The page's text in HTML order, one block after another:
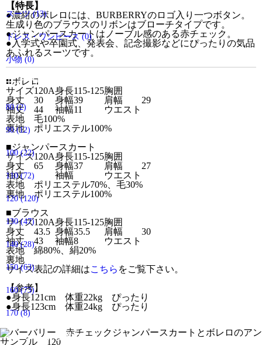
スーツ(13)
ドレス・ワンピース(0)
小物 (0)
サイズから探す
80(2)
90(12)
100(22)
110(72)
120(120)
130(47)
140(28)
150(63)
160(73)
170(8)
イベントから探す
【特長】
●濃紺のボレロには、BURBERRYのロゴ入り一つボタン。
生成り色のブラウスのリボンはブローチタイプです。
●ジャンパースカートはノーブル感のある赤チェック。
● 入学式や卒園式、発表会、記念撮影などにぴったりの気品
あふれるスーツです。
■ボレロ
サイズ120A身長115-125胸囲
身丈
30 身幅39 肩幅
29
袖丈
44 袖幅11
ウエスト
表地
毛100%
裏地
ポリエステル100%
■ジャンパースカート
サイズ120A身長115-125胸囲
身丈
65 身幅37 肩幅
27
袖丈
袖幅
ウエスト
表地
ポリエステル70%、毛30%
裏地
ポリエステル100%
■ブラウス
サイズ120A身長115-125胸囲
身丈
43.5 身幅35.5 肩幅
30
袖丈
43 袖幅8
ウエスト
表地
綿80%、絹20%
裏地
サイズ表記の詳細はこちら をご覧下さい。
【参考】
●身長121cm 体重22kg ぴったり
●身長123cm 体重24kg ぴったり